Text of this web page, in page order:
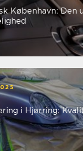
København: Den
i Hjørring: